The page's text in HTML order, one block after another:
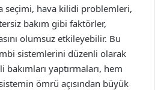
seçimi, hava kilidi problemleri,
bakım gibi faktörler,
olumsuz etkileyebilir. Bu
sistemlerini düzenli olarak
yaptırmaları, hem
ömrü açısından büyük